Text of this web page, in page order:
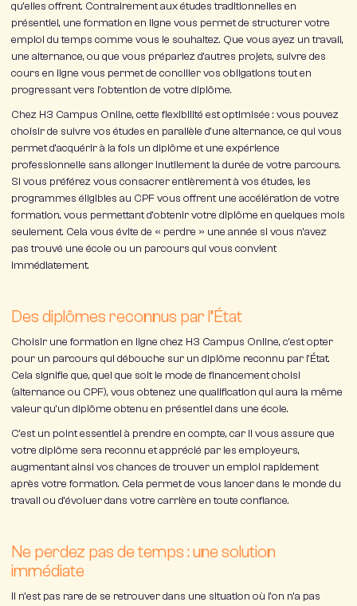
qu’elles offrent. Contrairement aux études traditionnelles en
présentiel, une formation en ligne vous permet de structurer votre
emploi du temps comme vous le souhaitez. Que vous ayez un travail,
une alternance, ou que vous prépariez d’autres projets, suivre des
cours en ligne vous permet de concilier vos obligations tout en
progressant vers l’obtention de votre diplôme.
Chez H3 Campus Online, cette flexibilité est optimisée : vous pouvez
choisir de suivre vos études en parallèle d’une alternance, ce qui vous
permet d’acquérir à la fois un diplôme et une expérience
professionnelle sans allonger inutilement la durée de votre parcours.
Si vous préférez vous consacrer entièrement à vos études, les
programmes éligibles au CPF vous offrent une accélération de votre
formation, vous permettant d’obtenir votre diplôme en quelques mois
seulement. Cela vous évite de « perdre » une année si vous n’avez
pas trouvé une école ou un parcours qui vous convient
immédiatement.
Des diplômes reconnus par l’État
Choisir une formation en ligne chez H3 Campus Online, c’est opter
pour un parcours qui débouche sur un diplôme reconnu par l’État.
Cela signifie que, quel que soit le mode de financement choisi
(alternance ou CPF), vous obtenez une qualification qui aura la même
valeur qu’un diplôme obtenu en présentiel dans une école.
C’est un point essentiel à prendre en compte, car il vous assure que
votre diplôme sera reconnu et apprécié par les employeurs,
augmentant ainsi vos chances de trouver un emploi rapidement
après votre formation. Cela permet de vous lancer dans le monde du
travail ou d’évoluer dans votre carrière en toute confiance.
Ne perdez pas de temps : une solution
immédiate
Il n’est pas rare de se retrouver dans une situation où l’on n’a pas